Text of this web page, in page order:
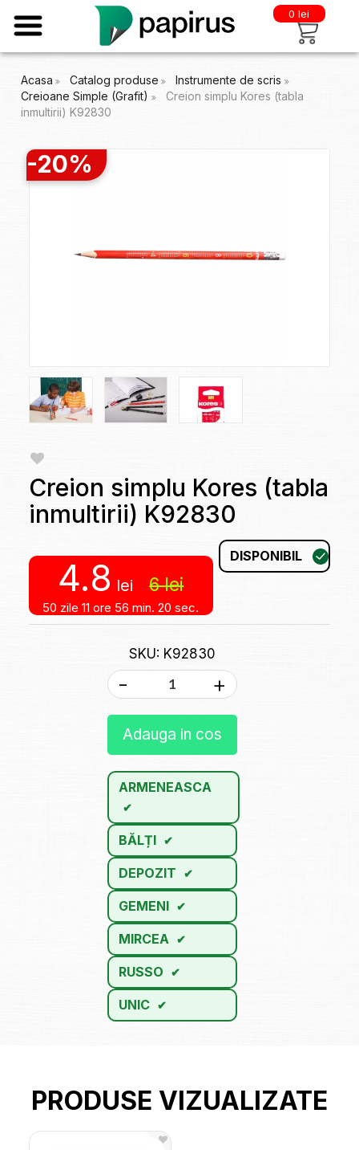
0 lei
Acasa Catalog produse
Instrumente de scris
Creioane Simple (Grafit)
Creion simplu Kores (tabla
inmultirii) K92830
-20%
Creion simplu Kores (tabla
inmultirii) K92830
4.8 lei 6lei
50 zile 11 ore 56 min. 20 sec.
DISPONIBIL
SKU: K92830
- +
Adauga in cos
ARMENEASCA
BĂLȚI
DEPOZIT
GEMENI
MIRCEA
RUSSO
UNIC
PRODUSE VIZUALIZATE